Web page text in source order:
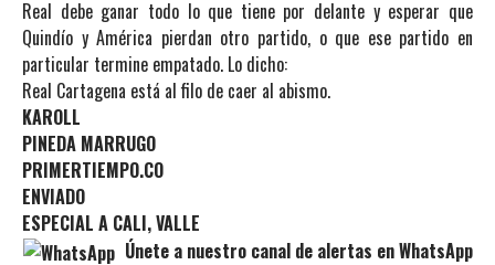
Real debe ganar todo lo que tiene por delante y esperar que
Quindío y América pierdan otro partido, o que ese partido en
particular termine empatado. Lo dicho:
Real Cartagena está al filo de caer al abismo.
KAROLL
PINEDA MARRUGO
PRIMERTIEMPO.CO
ENVIADO
ESPECIAL A CALI, VALLE
Únete a nuestro canal de alertas en WhatsApp